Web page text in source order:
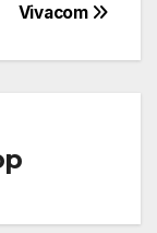
Vivacom